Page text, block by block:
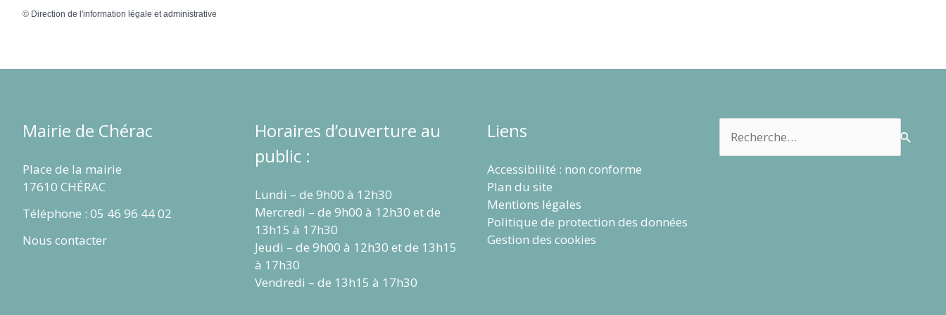
© Direction de l'information légale et administrative
Mairie de Chérac
Place de la mairie
17610 CHÉRAC
Téléphone : 05 46 96 44 02
Nous contacter
Horaires d’ouverture au
public :
Lundi – de 9h00 à 12h30
Mercredi – de 9h00 à 12h30 et de
13h15 à 17h30
Jeudi – de 9h00 à 12h30 et de 13h15
à 17h30
Vendredi – de 13h15 à 17h30
Liens
Accessibilité : non conforme
Plan du site
Mentions légales
Politique de protection des données
Gestion des cookies